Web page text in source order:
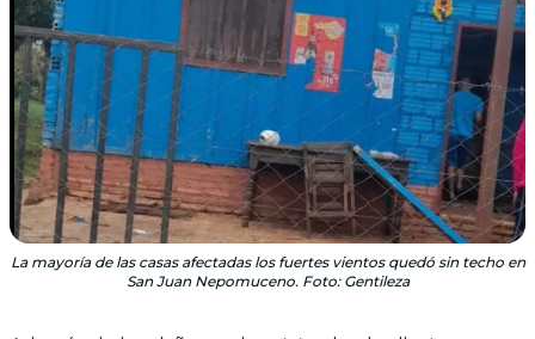
La mayoría de las casas afectadas los fuertes vientos quedó sin techo en
San Juan Nepomuceno. Foto: Gentileza